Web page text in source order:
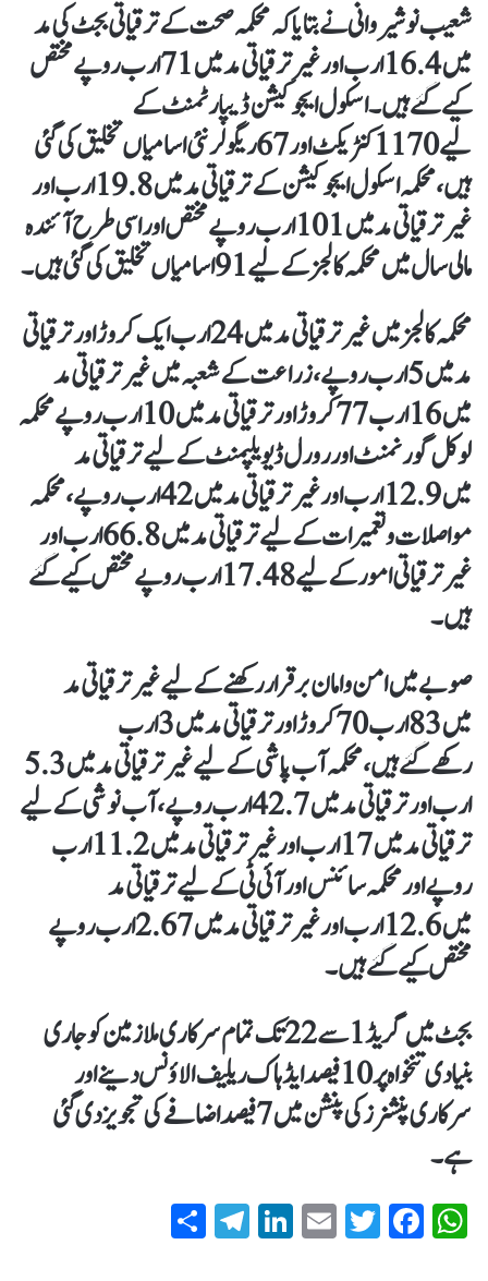
شعیب نوشیروانی نے بتایا کہ محکمہ صحت کے ترقیاتی بجٹ کی مد
میں 16.4 ارب اور غیرترقیاتی مد میں 71 ارب روپے مختص
کیے گئے ہیں۔ اسکول ایجوکیشن ڈیپارٹمنٹ کے
لیے 1170کنٹریکٹ اور 67 ریگولرنئی اسامیاں تخلیق کی گئی
ہیں، محکمہ اسکول ایجوکیشن کے ترقیاتی مد میں 19.8 ارب اور
غیرترقیاتی مد میں 101 ارب روپے مختص اور اسی طرح آئندہ
مالی سال میں محکمہ کالجز کے لیے 91 اسامیاں تخلیق کی گئی ہیں۔
محکمہ کالجز میں غیرترقیاتی مد میں 24ارب ایک کروڑ اورترقیاتی
مد میں 5ارب روپے، زراعت کے شعبہ میں غیرترقیاتی مد
میں 16 ارب 77کروڑ اور ترقیاتی مد میں 10ارب روپے محکمہ
لوکل گورنمنٹ اور رورل ڈیویلپمنٹ کے لیےترقیاتی مد
میں 12.9ارب اور غیرترقیاتی مد میں 42ارب روپے، محکمہ
مواصلات وتعمیرات کے لیےترقیاتی مد میں 66.8 ارب اور
غیرترقیاتی امورکے لیے17.48ارب روپےمختص کیے گئے
ہیں۔
صوبے میں امن وامان برقرار رکھنےکے لیے غیرترقیاتی مد
میں 83 ارب 70کروڑ اور ترقیاتی مد میں 3 ارب
رکھےگئےہیں، محکمہ آب پاشی کے لیے غیرترقیاتی مد میں 5.3
ارب اور ترقیاتی مد میں 42.7 ارب روپے، آب نوشی کے لیے
ترقیاتی مد میں 17ارب اور غیرترقیاتی مد میں 11.2ارب
روپے اور محکمہ سائنس اور آئی ٹی کے لیےترقیاتی مد
میں 12.6ارب اور غیر ترقیاتی مد میں 2.67 ارب روپے
مختص کیےگئے ہیں۔
بجٹ میں گریڈ 1 سے 22 تک تمام سرکاری ملازمین کو جاری
بنیادی تنخواہ پر 10فیصد ایڈہاک ریلیف الاؤنس دینے اور
سرکاری پنشنرز کی پنشن میں 7 فیصد اضافے کی تجویز دی گئی
ہے۔
W
ha
Fa
ce
T
wi
E
m
Li
nk
T
el